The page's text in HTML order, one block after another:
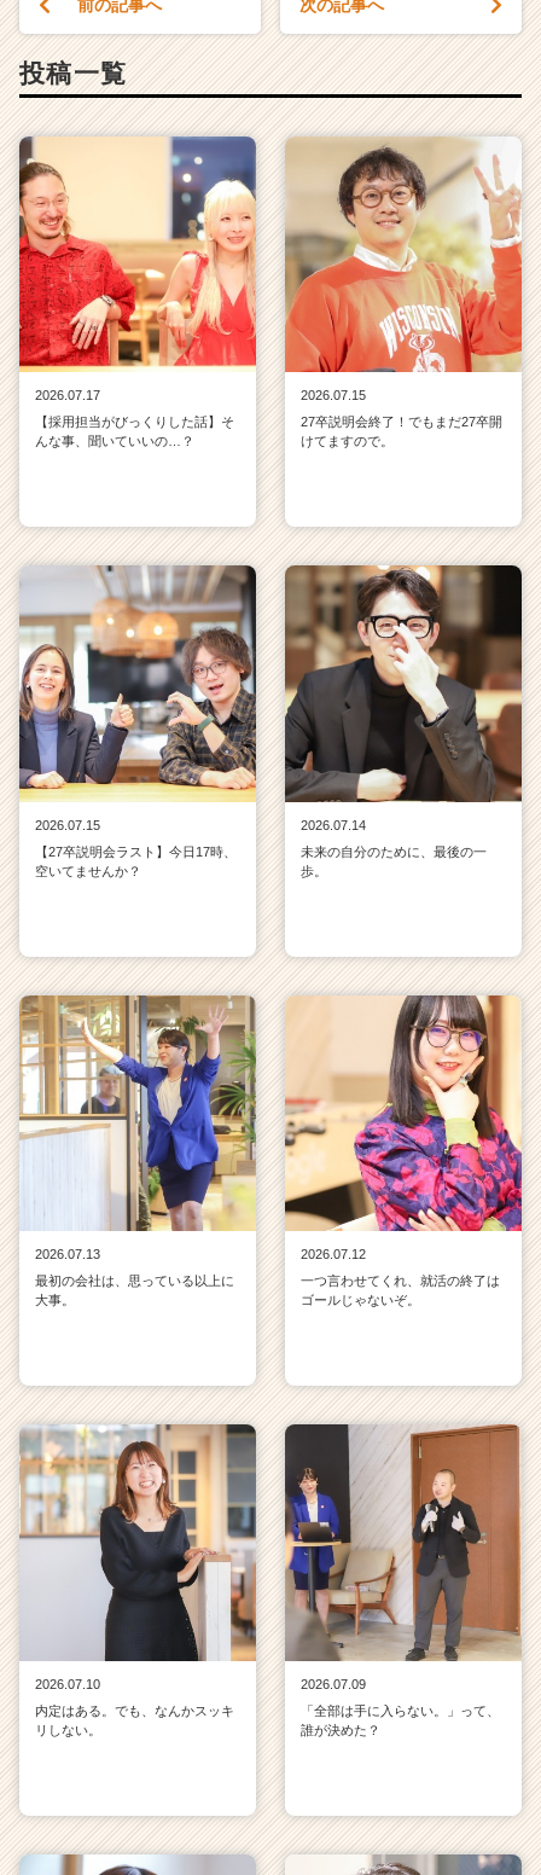
前の記事へ 次の記事へ
投稿一覧
2026.07.17
【採用担当がびっくりした話】そ
んな事、聞いていいの…？
2026.07.15
27卒説明会終了！でもまだ27卒開
けてますので。
2026.07.15
【27卒説明会ラスト】今日17時、
空いてませんか？
2026.07.14
未来の自分のために、最後の一
歩。
2026.07.13
最初の会社は、思っている以上に
大事。
2026.07.12
一つ言わせてくれ、就活の終了は
ゴールじゃないぞ。
2026.07.10
内定はある。でも、なんかスッキ
リしない。
2026.07.09
「全部は手に入らない。」って、
誰が決めた？